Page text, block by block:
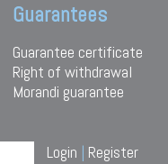
Guarantees
Guarantee certificate
Right of withdrawal
Morandi guarantee
Login | Register